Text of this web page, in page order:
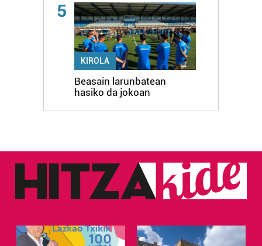
5
KIROLA
Beasain larunbatean
hasiko da jokoan